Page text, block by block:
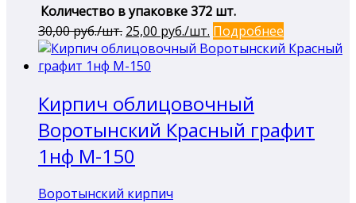
Количество в упаковке372 шт.
30,00руб./шт. Первоначальная
цена
составляла
шт..
25,00 руб./шт. Текущая
цена:
Подробнее
Кирпич облицовочный
Воротынский Красный графит
1нф М-150
Воротынский кирпич